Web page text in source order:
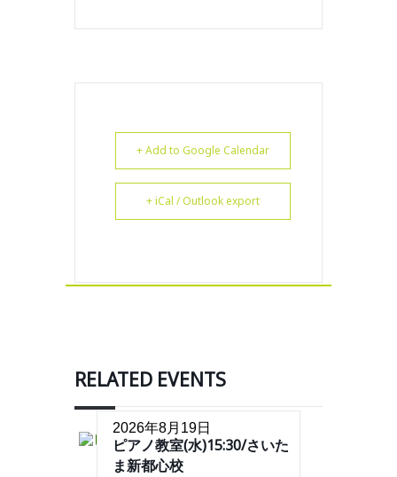
+ Add to Google Calendar
+ iCal / Outlook export
RELATED EVENTS
2026年8月19日
ピアノ教室(水)15:30/さいた
ま新都心校